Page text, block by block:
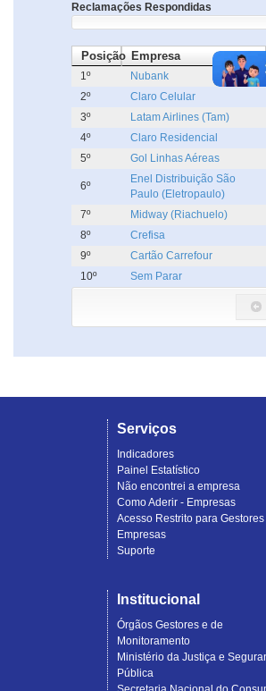
Reclamações Respondidas
Posição Empresa
1º Nubank
2º
Claro Celular
3º
Latam Airlines (Tam)
4º
Claro Residencial
5º
Gol Linhas Aéreas
6º
Enel Distribuição São
Paulo (Eletropaulo)
7º Midway (Riachuelo)
8º
Crefisa
9º
Cartão Carrefour
10º
Sem Parar
Serviços
Indicadores
Painel Estatístico
Não encontrei a empresa
Como Aderir - Empresas
Acesso Restrito para Gestores
Empresas
Suporte
Institucional
Órgãos Gestores e de
Monitoramento
Ministério da Justiça e
Pública